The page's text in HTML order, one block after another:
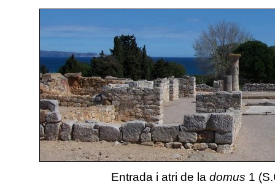
Entrada i atri de la domus 1